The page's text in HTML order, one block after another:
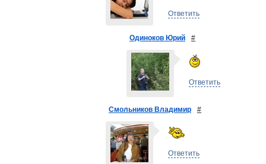
Ответить
Одиноков Юрий #
Ответить
Смольников Владимир #
Ответить